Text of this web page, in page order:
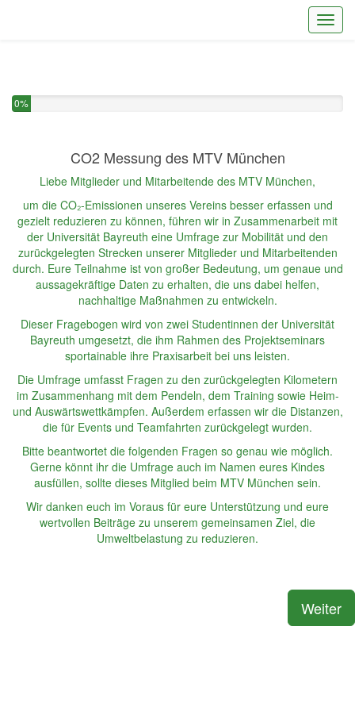
Sie haben 0% dieser Umfrage fertiggestellt.
0%
CO2 Messung des MTV München
Liebe Mitglieder und Mitarbeitende des MTV München,
um die CO₂-Emissionen unseres Vereins besser erfassen und
gezielt reduzieren zu können, führen wir in Zusammenarbeit mit
der Universität Bayreuth eine Umfrage zur Mobilität und den
zurückgelegten Strecken unserer Mitglieder und Mitarbeitenden
durch. Eure Teilnahme ist von großer Bedeutung, um genaue und
aussagekräftige Daten zu erhalten, die uns dabei helfen,
nachhaltige Maßnahmen zu entwickeln.
Dieser Fragebogen wird von zwei Studentinnen der Universität
Bayreuth umgesetzt, die ihm Rahmen des Projektseminars
sportainable ihre Praxisarbeit bei uns leisten.
Die Umfrage umfasst Fragen zu den zurückgelegten Kilometern
im Zusammenhang mit dem Pendeln, dem Training sowie Heim-
und Auswärtswettkämpfen. Außerdem erfassen wir die Distanzen,
die für Events und Teamfahrten zurückgelegt wurden.
Bitte beantwortet die folgenden Fragen so genau wie möglich.
Gerne könnt ihr die Umfrage auch im Namen eures Kindes
ausfüllen, sollte dieses Mitglied beim MTV München sein.
Wir danken euch im Voraus für eure Unterstützung und eure
wertvollen Beiträge zu unserem gemeinsamen Ziel, die
Umweltbelastung zu reduzieren.
Weiter